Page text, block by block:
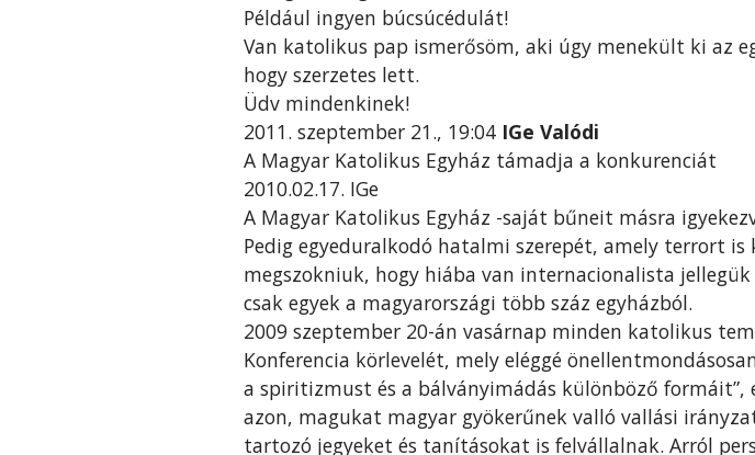
Például ingyen búcsúcédulát!
Van katolikus pap ismerősöm, aki úgy menekült ki az
hogy szerzetes lett.
Üdv mindenkinek!
2011. szeptember 21., 19:04 IGe Valódi
A Magyar Katolikus Egyház támadja a konkurenciát
2010.02.17. IGe
A Magyar Katolikus Egyház -saját bűneit másra
Pedig egyeduralkodó hatalmi szerepét, amely terrort
megszokniuk, hogy hiába van internacionalista
csak egyek a magyarországi több száz egyházból.
2009 szeptember 20-án vasárnap minden katolikus
Konferencia körlevelét, mely eléggé
a spiritizmust és a bálványimádás különböző formáit”,
azon, magukat magyar gyökerűnek valló vallási
tartozó jegyeket és tanításokat is felvállalnak. Arról